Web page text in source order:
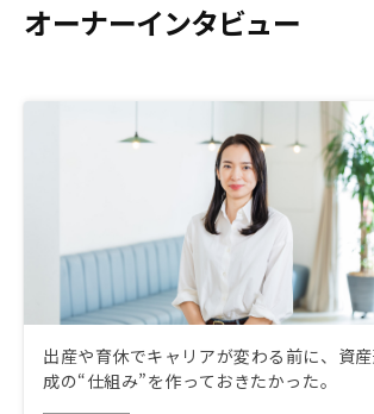
オーナーインタビュー
出産や育休でキャリアが変わる前に、資
成の“仕組み”を作っておきたかった。